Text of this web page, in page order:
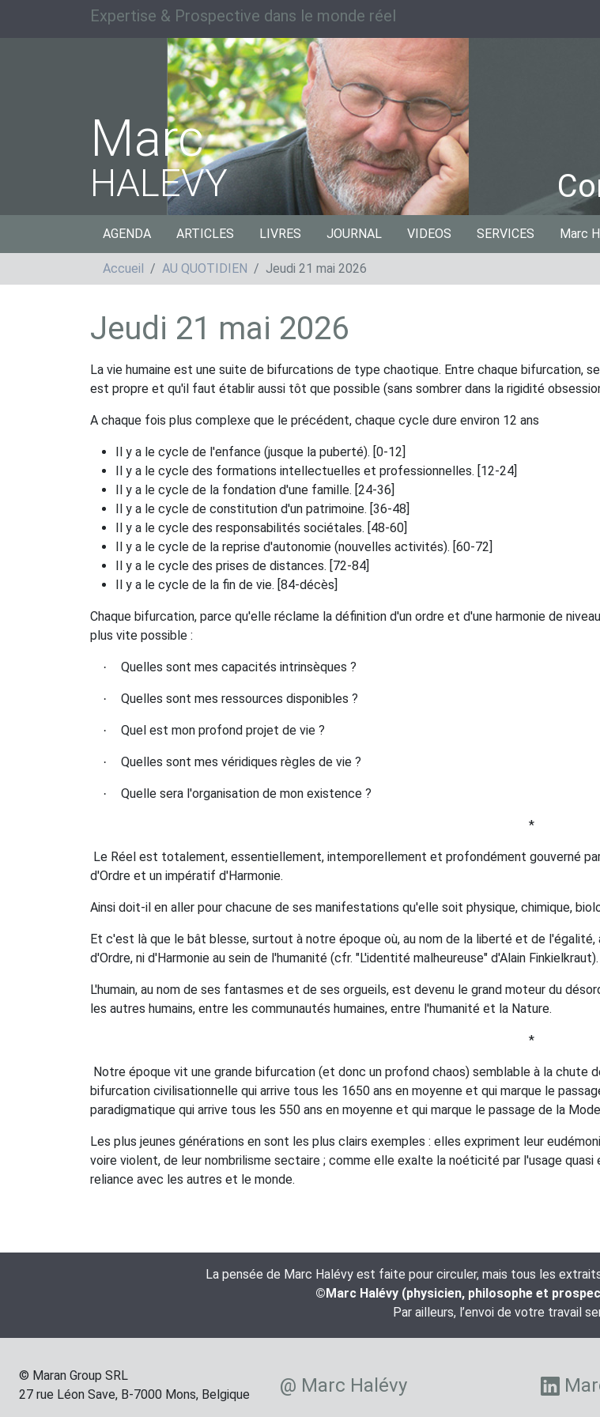
Expertise & Prospective dans le monde réel
Marc
HALEVY
AGENDA ARTICLES LIVRES JOURNAL VIDEOS SERVICES Marc
Accueil
AU QUOTIDIEN Jeudi 21 mai 2026
Jeudi 21 mai 2026
La vie humaine est une suite de bifurcations de type chaotique. Entre chaque bifurcation,
est propre et qu'il faut établir aussi tôt que possible (sans sombrer dans la rigidité
A chaque fois plus complexe que le précédent, chaque cycle dure environ 12 ans
Il y a le cycle de l'enfance (jusque la puberté). [0-12]
Il y a le cycle des formations intellectuelles et professionnelles. [12-24]
Il y a le cycle de la fondation d'une famille. [24-36]
Il y a le cycle de constitution d'un patrimoine. [36-48]
Il y a le cycle des responsabilités sociétales. [48-60]
Il y a le cycle de la reprise d'autonomie (nouvelles activités). [60-72]
Il y a le cycle des prises de distances. [72-84]
Il y a le cycle de la fin de vie. [84-décès]
Chaque bifurcation, parce qu'elle réclame la définition d'un ordre et d'une harmonie de
plus vite possible :
· Quelles sont mes capacités intrinsèques ?
· Quelles sont mes ressources disponibles ?
· Quel est mon profond projet de vie ?
· Quelles sont mes véridiques règles de vie ?
· Quelle sera l'organisation de mon existence ?
*
Le Réel est totalement, essentiellement, intemporellement et profondément gouverné
d'Ordre et un impératif d'Harmonie.
Ainsi doit-il en aller pour chacune de ses manifestations qu'elle soit physique, chimique,
Et c'est là que le bât blesse, surtout à notre époque où, au nom de la liberté et de
d'Ordre, ni d'Harmonie au sein de l'humanité (cfr. "L'identité malheureuse" d'Alain Finkielkraut).
L'humain, au nom de ses fantasmes et de ses orgueils, est devenu le grand moteur du
les autres humains, entre les communautés humaines, entre l'humanité et la Nature.
*
Notre époque vit une grande bifurcation (et donc un profond chaos) semblable à la chute
bifurcation civilisationnelle qui arrive tous les 1650 ans en moyenne et qui marque le
paradigmatique qui arrive tous les 550 ans en moyenne et qui marque le passage de la
Les plus jeunes générations en sont les plus clairs exemples : elles expriment leur
voire violent, de leur nombrilisme sectaire ; comme elle exalte la noéticité par l'usage
reliance avec les autres et le monde.
La pensée de Marc Halévy est faite pour circuler, mais tous les
©Marc Halévy (physicien, philosophe et
Par ailleurs, l’envoi de votre travail
© Maran Group SRL
27 rue Léon Save, B-7000 Mons, Belgique
@ Marc Halévy